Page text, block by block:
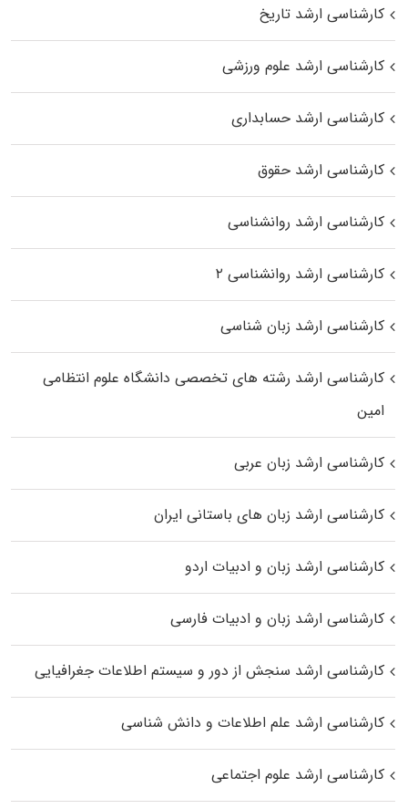
کارشناسی ارشد تاریخ
کارشناسی ارشد علوم ورزشی
کارشناسی ارشد حسابداری
کارشناسی ارشد حقوق
کارشناسی ارشد روانشناسی
کارشناسی ارشد روانشناسی ۲
کارشناسی ارشد زبان شناسی
کارشناسی ارشد رﺷﺘﻪ ﻫﺎی تخصصی داﻧﺸﮕﺎه ﻋﻠﻮم انتظامی
اﻣﻴﻦ
کارشناسی ارشد زبان عربی
کارشناسی ارشد زبان‌ های باستانی ایران
کارشناسی ارشد زبان و ادبیات اردو
کارشناسی ارشد زبان و ادبیات فارسی
کارشناسی ارشد سنجش از دور و سیستم اطلاعات جغرافیایی
کارشناسی ارشد علم اطلاعات و دانش شناسی
کارشناسی ارشد علوم اجتماعی